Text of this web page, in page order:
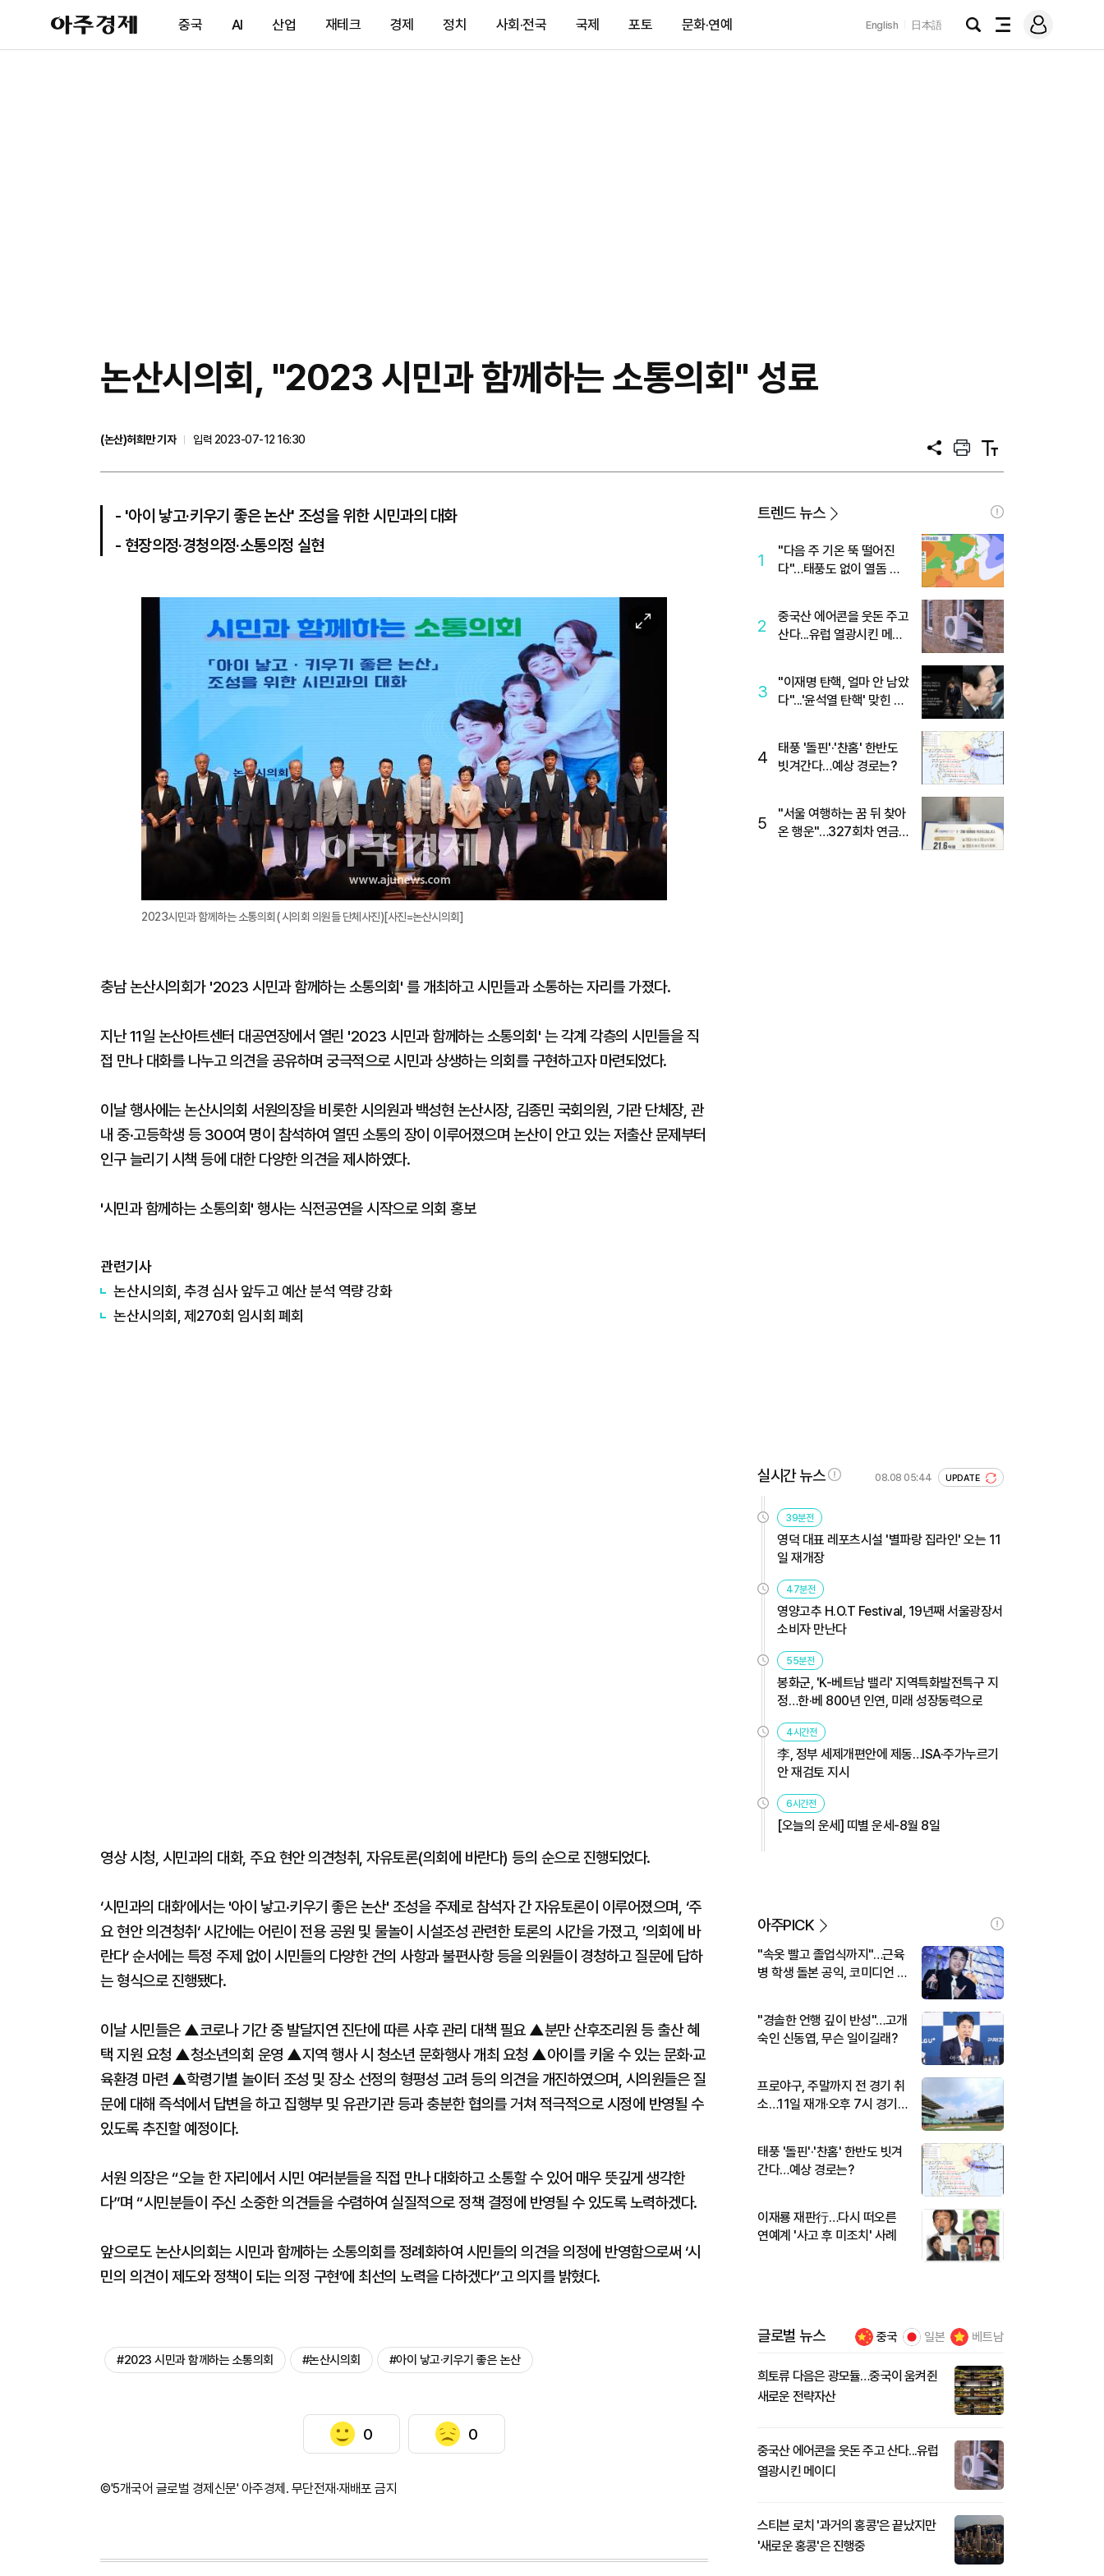
아
주
제
중국 AI 산업 재테크 경제 정치 사회·전국 국제 포토 문화·연예 English 日本語
검
전
메
그
논산시의회, "2023 시민과 함께하는 소통의회" 성료
(논산)허희만 기자
입력 2023-07-12 16:30
공
프
트
텍
트
- '아이 낳고·키우기 좋은 논산' 조성을 위한 시민과의 대화
- 현장의정·경청의정·소통의정 실현
2023시민과 함께하는 소통의회( 시의회 의원들 단체사진)[사진=논산시의회]
충남 논산시의회가 '2023 시민과 함께하는 소통의회' 를 개최하고 시민들과 소통하는 자리를 가졌다.
지난 11일 논산아트센터 대공연장에서 열린 '2023 시민과 함께하는 소통의회' 는 각계 각층의 시민들을 직
접 만나 대화를 나누고 의견을 공유하며 궁극적으로 시민과 상생하는 의회를 구현하고자 마련되었다.
이날 행사에는 논산시의회 서원의장을 비롯한 시의원과 백성현 논산시장, 김종민 국회의원, 기관 단체장, 관
내 중·고등학생 등 300여 명이 참석하여 열띤 소통의 장이 이루어졌으며 논산이 안고 있는 저출산 문제부터
인구 늘리기 시책 등에 대한 다양한 의견을 제시하였다.
'시민과 함께하는 소통의회' 행사는 식전공연을 시작으로 의회 홍보
관련기사
논산시의회, 추경 심사 앞두고 예산 분석 역량 강화
논산시의회, 제270회 임시회 폐회
영상 시청, 시민과의 대화, 주요 현안 의견청취, 자유토론(의회에 바란다) 등의 순으로 진행되었다.
‘시민과의 대화’에서는 '아이 낳고·키우기 좋은 논산' 조성을 주제로 참석자 간 자유토론이 이루어졌으며, ‘주
요 현안 의견청취‘ 시간에는 어린이 전용 공원 및 물놀이 시설조성 관련한 토론의 시간을 가졌고, ’의회에 바
란다‘ 순서에는 특정 주제 없이 시민들의 다양한 건의 사항과 불편사항 등을 의원들이 경청하고 질문에 답하
는 형식으로 진행됐다.
이날 시민들은 ▲코로나 기간 중 발달지연 진단에 따른 사후 관리 대책 필요 ▲분만 산후조리원 등 출산 혜
택 지원 요청 ▲청소년의회 운영 ▲지역 행사 시 청소년 문화행사 개최 요청 ▲아이를 키울 수 있는 문화·교
육환경 마련 ▲학령기별 놀이터 조성 및 장소 선정의 형평성 고려 등의 의견을 개진하였으며, 시의원들은 질
문에 대해 즉석에서 답변을 하고 집행부 및 유관기관 등과 충분한 협의를 거쳐 적극적으로 시정에 반영될 수
있도록 추진할 예정이다.
서원 의장은 “오늘 한 자리에서 시민 여러분들을 직접 만나 대화하고 소통할 수 있어 매우 뜻깊게 생각한
다”며 “시민분들이 주신 소중한 의견들을 수렴하여 실질적으로 정책 결정에 반영될 수 있도록 노력하겠다.
앞으로도 논산시의회는 시민과 함께하는 소통의회를 정례화하여 시민들의 의견을 의정에 반영함으로써 ‘시
민의 의견이 제도와 정책이 되는 의정 구현’에 최선의 노력을 다하겠다”고 의지를 밝혔다.
#2023 시민과 함께하는 소통의회 #논산시의회 #아이 낳고·키우기 좋은 논산
0 0
©'5개국어 글로벌 경제신문' 아주경제. 무단전재·재배포 금지
트렌드 뉴스
1
"다음 주 기온 뚝 떨어진
다"…태풍도 없이 열돔 박
2
중국산 에어콘을 웃돈 주고
산다...유럽 열광시킨 메이
3
"이재명 탄핵, 얼마 안 남았
다"...'윤석열 탄핵' 맞힌 무
4
태풍 '돌핀'·'찬홈' 한반도
빗겨간다…예상 경로는?
5
"서울 여행하는 꿈 뒤 찾아
온 행운"…327회차 연금
실시간 뉴스 08.08 05:44 UPDATE
39분전
영덕 대표 레포츠시설 '별파랑 집라인' 오는 11
일 재개장
47분전
영양고추 H.O.T Festival, 19년째 서울광장서
소비자 만난다
55분전
봉화군, 'K-베트남 밸리' 지역특화발전특구 지
정…한·베 800년 인연, 미래 성장동력으로
4시간전
李, 정부 세제개편안에 제동…ISA·주가누르기
안 재검토 지시
6시간전
[오늘의 운세] 띠별 운세-8월 8일
아주PICK
"속옷 빨고 졸업식까지"…근육
병 학생 돌본 공익, 코미디언 김
"경솔한 언행 깊이 반성"…고개
숙인 신동엽, 무슨 일이길래?
프로야구, 주말까지 전 경기 취
소…11일 재개·오후 7시 경기
태풍 '돌핀'·'찬홈' 한반도 빗겨
간다…예상 경로는?
이재룡 재판行…다시 떠오른
연예계 '사고 후 미조치' 사례
글로벌 뉴스 중국 일본 베트남
희토류 다음은 광모듈…중국이 움켜쥔
새로운 전략자산
중국산 에어콘을 웃돈 주고 산다...유럽
열광시킨 메이디
스티븐 로치 '과거의 홍콩'은 끝났지만
'새로운 홍콩'은 진행중